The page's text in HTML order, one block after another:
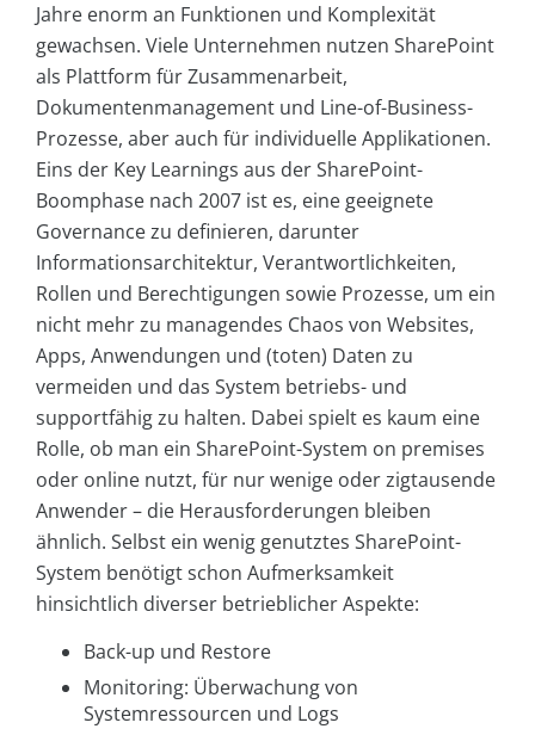
Jahre enorm an Funktionen und Komplexität
gewachsen. Viele Unternehmen nutzen SharePoint
als Plattform für Zusammenarbeit,
Dokumentenmanagement und Line-of-Business-
Prozesse, aber auch für individuelle Applikationen.
Eins der Key Learnings aus der SharePoint-
Boomphase nach 2007 ist es, eine geeignete
Governance zu definieren, darunter
Informationsarchitektur, Verantwortlichkeiten,
Rollen und Berechtigungen sowie Prozesse, um ein
nicht mehr zu managendes Chaos von Websites,
Apps, Anwendungen und (toten) Daten zu
vermeiden und das System betriebs- und
supportfähig zu halten. Dabei spielt es kaum eine
Rolle, ob man ein SharePoint-System on premises
oder online nutzt, für nur wenige oder zigtausende
Anwender – die Herausforderungen bleiben
ähnlich. Selbst ein wenig genutztes SharePoint-
System benötigt schon Aufmerksamkeit
hinsichtlich diverser betrieblicher Aspekte:
Back-up und Restore
Monitoring: Überwachung von
Systemressourcen und Logs